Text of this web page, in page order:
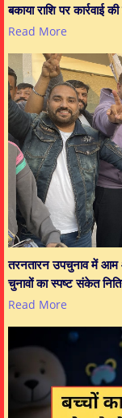
बकाया राशि पर कार्रवाई की
Read More
तरनतारन उपचुनाव में आम
चुनावों का स्पष्ट संकेत
Read More